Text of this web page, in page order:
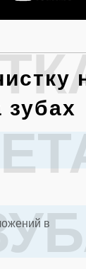
зубах
в